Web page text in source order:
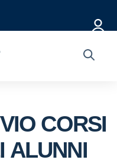
CORSI
ALUNNI